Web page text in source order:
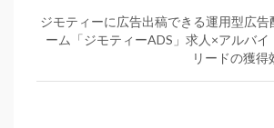
ジモティーに広告出稿できる運用型広告
ーム「ジモティーADS」求人×アルバ
リードの獲